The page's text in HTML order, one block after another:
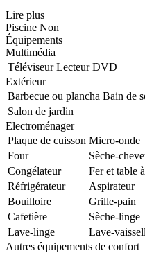
Lire plus
Piscine Non
Équipements
Multimédia
Téléviseur Lecteur DVD
Extérieur
Barbecue ou plancha Bain de
Salon de jardin
Electroménager
Plaque de cuisson Micro-onde
Four
Sèche-
Congélateur
Fer et table
Réfrigérateur
Aspirateur
Bouilloire
Grille-pain
Cafetière
Sèche-linge
Lave-linge
Lave-
Autres équipements de confort